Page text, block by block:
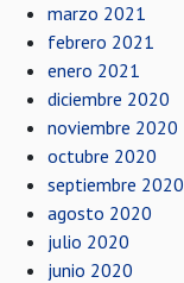
marzo 2021
febrero 2021
enero 2021
diciembre 2020
noviembre 2020
octubre 2020
septiembre 2020
agosto 2020
julio 2020
junio 2020